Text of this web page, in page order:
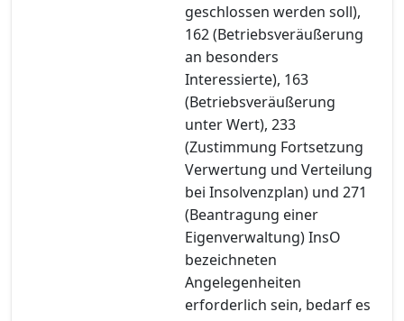
geschlossen werden soll),
162 (Betriebsveräußerung
an besonders
Interessierte), 163
(Betriebsveräußerung
unter Wert), 233
(Zustimmung Fortsetzung
Verwertung und Verteilung
bei Insolvenzplan) und 271
(Beantragung einer
Eigenverwaltung) InsO
bezeichneten
Angelegenheiten
erforderlich sein, bedarf es